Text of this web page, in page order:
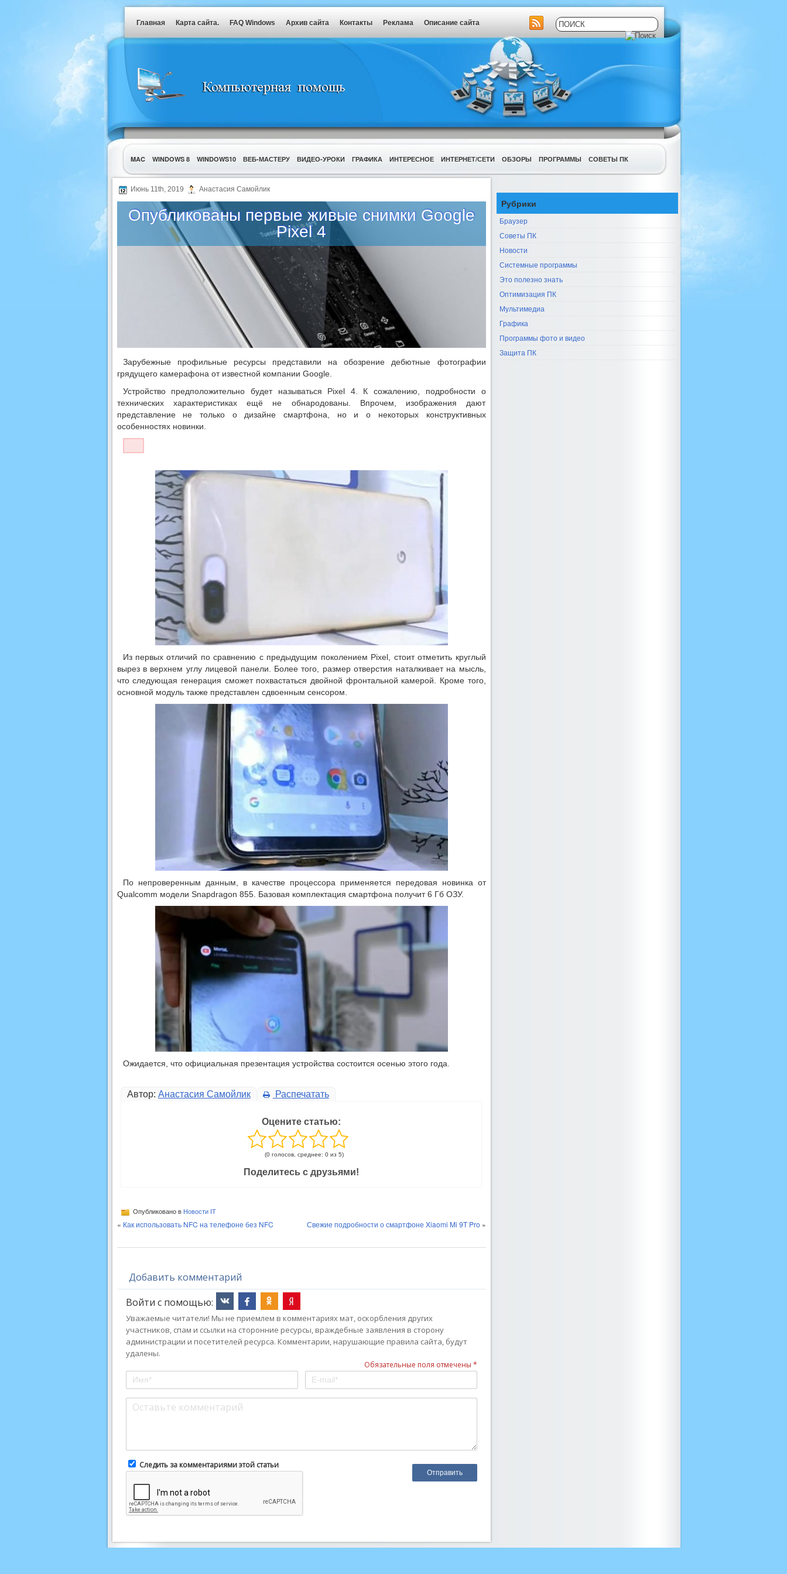
Главная Карта сайта. FAQ Windows Архив сайта Контакты Реклама Описание сайта
MAC WINDOWS 8 WINDOWS10 ВЕБ-МАСТЕРУ ВИДЕО-УРОКИ ГРАФИКА ИНТЕРЕСНОЕ ИНТЕРНЕТ/СЕТИ ОБЗОРЫ ПРОГРАММЫ СОВЕТЫ ПК
УТИЛИТЫ
Июнь 11th, 2019 Анастасия Самойлик
Опубликованы первые живые снимки Google
Pixel 4
Зарубежные профильные ресурсы представили на обозрение дебютные фотографии
грядущего камерафона от известной компании Google.
Устройство предположительно будет называться Pixel 4. К сожалению, подробности о
технических характеристиках ещё не обнародованы. Впрочем, изображения дают
представление не только о дизайне смартфона, но и о некоторых конструктивных
особенностях новинки.
Из первых отличий по сравнению с предыдущим поколением Pixel, стоит отметить круглый
вырез в верхнем углу лицевой панели. Более того, размер отверстия наталкивает на мысль,
что следующая генерация сможет похвастаться двойной фронтальной камерой. Кроме того,
основной модуль также представлен сдвоенным сенсором.
По непроверенным данным, в качестве процессора применяется передовая новинка от
Qualcomm модели Snapdragon 855. Базовая комплектация смартфона получит 6 Гб ОЗУ.
Ожидается, что официальная презентация устройства состоится осенью этого года.
Автор: Анастасия Самойлик Распечатать
Оцените статью:
(0 голосов, среднее: 0 из 5)
Поделитесь с друзьями!
Опубликовано в Новости IT
« Как использовать NFC на телефоне без NFC Свежие подробности о смартфоне Xiaomi Mi 9T Pro »
Добавить комментарий
Войти с помощью:
Уважаемые читатели! Мы не приемлем в комментариях мат, оскорбления других
участников, спам и ссылки на сторонние ресурсы, враждебные заявления в сторону
администрации и посетителей ресурса. Комментарии, нарушающие правила сайта, будут
удалены.
Обязательные поля отмечены *
Следить за комментариями этой статьи
Рубрики
Браузер
Советы ПК
Новости
Системные программы
Это полезно знать
Оптимизация ПК
Мультимедиа
Графика
Программы фото и видео
Защита ПК